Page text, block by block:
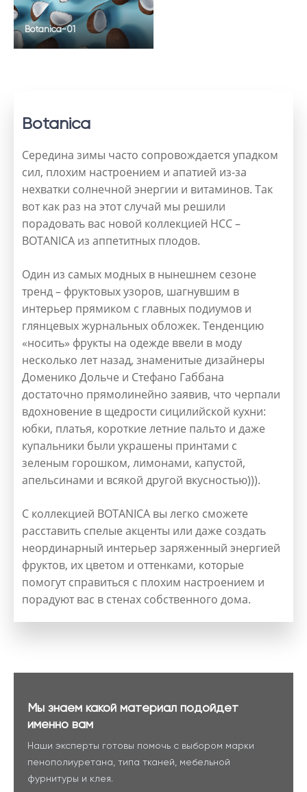
Botanica-01
Botanica
Середина зимы часто сопровождается упадком
сил, плохим настроением и апатией из-за
нехватки солнечной энергии и витаминов. Так
вот как раз на этот случай мы решили
порадовать вас новой коллекцией НСС –
BOTANICA из аппетитных плодов.
Один из самых модных в нынешнем сезоне
тренд – фруктовых узоров, шагнувшим в
интерьер прямиком с главных подиумов и
глянцевых журнальных обложек. Тенденцию
«носить» фрукты на одежде ввели в моду
несколько лет назад, знаменитые дизайнеры
Доменико Дольче и Стефано Габбана
достаточно прямолинейно заявив, что черпали
вдохновение в щедрости сицилийской кухни:
юбки, платья, короткие летние пальто и даже
купальники были украшены принтами с
зеленым горошком, лимонами, капустой,
апельсинами и всякой другой вкусностью))).
С коллекцией BOTANICA вы легко сможете
расставить спелые акценты или даже создать
неординарный интерьер заряженный энергией
фруктов, их цветом и оттенками, которые
помогут справиться с плохим настроением и
порадуют вас в стенах собственного дома.
Мы знаем какой материал подойдет
именно вам
Наши эксперты готовы помочь с выбором марки
пенополиуретана, типа тканей, мебельной
фурнитуры и клея.